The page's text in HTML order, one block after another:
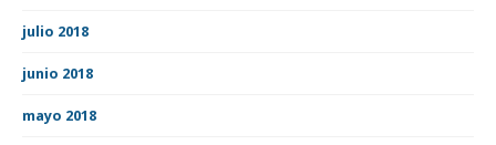
julio 2018
junio 2018
mayo 2018